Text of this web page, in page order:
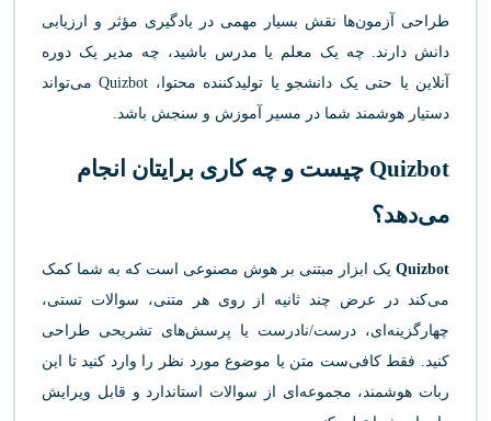
طراحی آزمون‌ها نقش بسیار مهمی در یادگیری مؤثر و ارزیابی
دانش دارند. چه یک معلم یا مدرس باشید، چه مدیر یک دوره
آنلاین یا حتی یک دانشجو یا تولیدکننده محتوا، Quizbot می‌تواند
دستیار هوشمند شما در مسیر آموزش و سنجش باشد.
Quizbot چیست و چه کاری برایتان انجام
می‌دهد؟
Quizbot یک ابزار مبتنی بر هوش مصنوعی است که به شما کمک
می‌کند در عرض چند ثانیه از روی هر متنی، سوالات تستی،
چهارگزینه‌ای، درست/نادرست یا پرسش‌های تشریحی طراحی
کنید. فقط کافی‌ست متن یا موضوع مورد نظر را وارد کنید تا این
ربات هوشمند، مجموعه‌ای از سوالات استاندارد و قابل ویرایش